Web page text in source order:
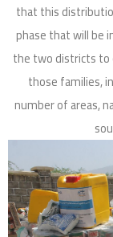
that this
phase that will be
the two districts to
those families,
number of areas,